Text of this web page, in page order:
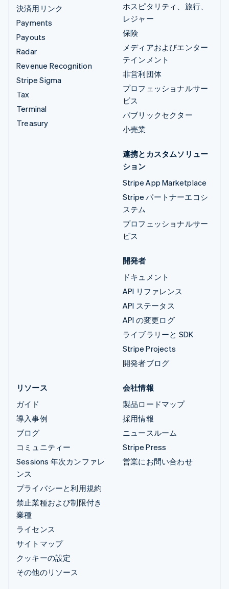
決済用リンク
Payments
Payouts
Radar
Revenue Recognition
Stripe Sigma
Tax
Terminal
Treasury
ホスピタリティ、旅行、
レジャー
保険
メディアおよびエンター
テインメント
非営利団体
プロフェッショナルサー
ビス
パブリックセクター
小売業
連携とカスタムソリュー
ション
Stripe App Marketplace
Stripe パートナーエコシ
ステム
プロフェッショナルサー
ビス
開発者
ドキュメント
API リファレンス
API ステータス
API の変更ログ
ライブラリーと SDK
Stripe Projects
開発者ブログ
リソース
ガイド
導入事例
ブログ
コミュニティー
Sessions 年次カンファレ
ンス
プライバシーと利用規約
禁止業種および制限付き
業種
ライセンス
サイトマップ
クッキーの設定
その他のリソース
会社情報
製品ロードマップ
採用情報
ニュースルーム
Stripe Press
営業にお問い合わせ